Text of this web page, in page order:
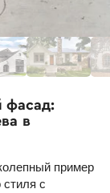
фасад:
в
пример
стиля с